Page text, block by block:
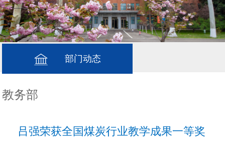
部门动态
教务部
吕强荣获全国煤炭行业教学成果一等奖